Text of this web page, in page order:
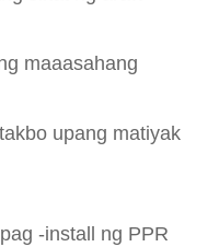
maaasahang
upang matiyak
-install ng PPR